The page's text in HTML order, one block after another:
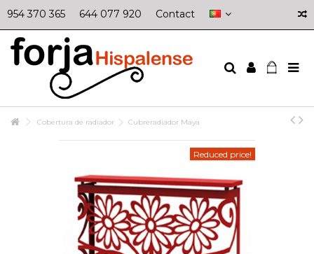
954 370 365 644 077 920 Contact
Cobertura de radiador Cubreradiador Maya
Reduced price!